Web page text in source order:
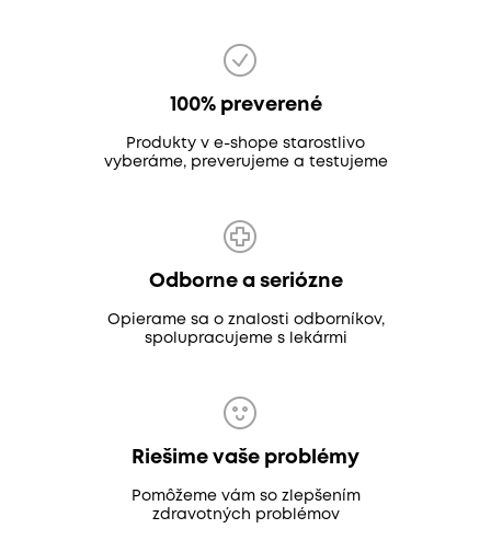
100% preverené
Produkty v e-shope starostlivo
vyberáme, preverujeme a testujeme
Odborne a seriózne
Opierame sa o znalosti odborníkov,
spolupracujeme s lekármi
Riešime vaše problémy
Pomôžeme vám so zlepšením
zdravotných problémov